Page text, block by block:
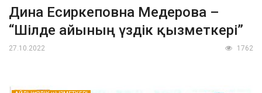
Дина Есиркеповна Медерова –
“Шілде айының үздік қызметкері”
27.10.2022 1762